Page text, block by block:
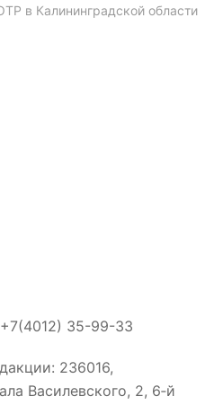
в Калининградской области
35-99-33
236016,
Василевского, 2, 6‑й